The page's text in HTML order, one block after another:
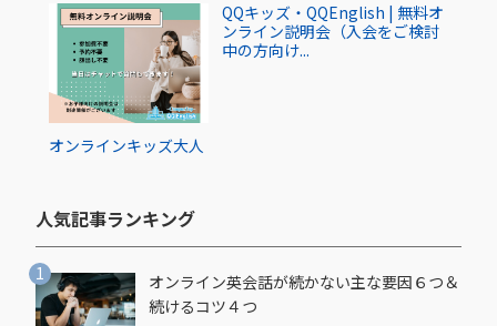
オンラインキッズ大人
QQキッズ・QQEnglish | 無料オ
ンライン説明会（入会をご検討
中の方向け...
人気記事ランキング​
オンライン英会話が続かない主な要因６つ＆
続けるコツ４つ